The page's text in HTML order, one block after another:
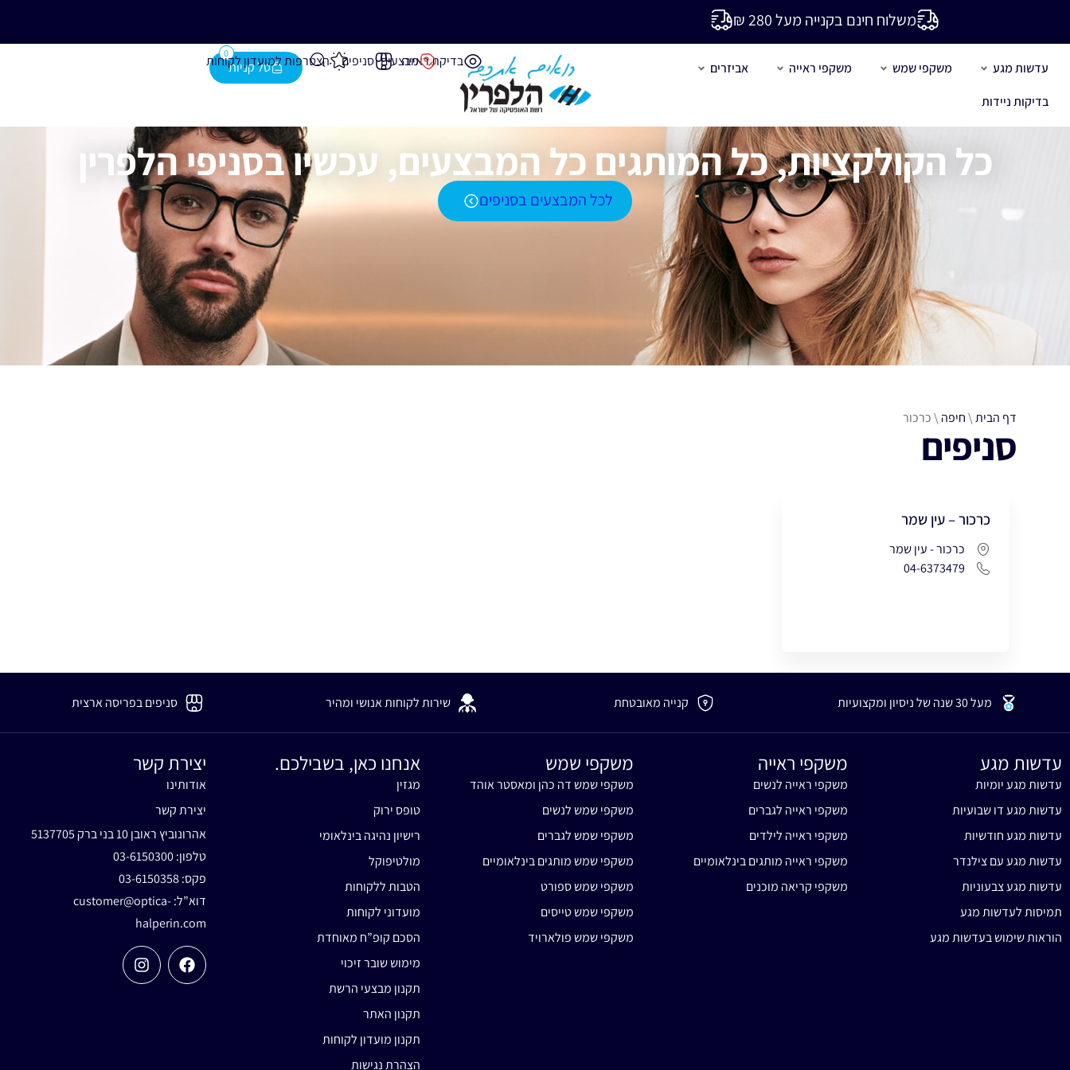
משלוח חינם בקנייה מעל 280 ₪
עדשות מגע משקפי שמש משקפי ראייה
אביזרים
בדיקות ניידות
בדיקת ראייהמבצעים סניפים הצטרפות למועדון לקוחות
0
כל הקולקציות, כל המותגים כל המבצעים, עכשיו בסניפי הלפרין
לכל המבצעים בסניפים
דף הבית\חיפה \כרכור
סניפים
כרכור – עין שמר
כרכור - עין שמר
04-6373479
מעל 30 שנה של ניסיון ומקצועיות קנייה מאובטחת שירות לקוחות אנושי ומהיר סניפים בפריסה ארצית
עדשות מגע
עדשות מגע יומיות
עדשות מגע דו שבועיות
עדשות מגע חודשיות
עדשות מגע עם צילנדר
עדשות מגע צבעוניות
תמיסות לעדשות מגע
הוראות שימוש בעדשות מגע
משקפי ראייה
משקפי ראייה לנשים
משקפי ראייה לגברים
משקפי ראייה לילדים
משקפי ראייה מותגים בינלאומיים
משקפי קריאה מוכנים
משקפי שמש
משקפי שמש דה כהן ומאסטר אוהד
משקפי שמש לנשים
משקפי שמש לגברים
משקפי שמש מותגים בינלאומיים
משקפי שמש ספורט
משקפי שמש טייסים
משקפי שמש פולארויד
אנחנו כאן, בשבילכם.
מגזין
טופס ירוק
רישיון נהיגה בינלאומי
מולטיפוקל
הטבות ללקוחות
מועדוני לקוחות
הסכם קופ”ח מאוחדת
מימוש שובר זיכוי
תקנון מבצעי הרשת
תקנון האתר
תקנון מועדון לקוחות
הצהרת נגישות
יצירת קשר
אודותינו
יצירת קשר
אהרונוביץ ראובן 10 בני ברק 5137705
טלפון:03-6150300
פקס: 03-6150358
דוא”ל:customer@optica-
halperin.com